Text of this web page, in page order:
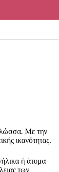
Με την
ικανότητας.
ή άτομα
των